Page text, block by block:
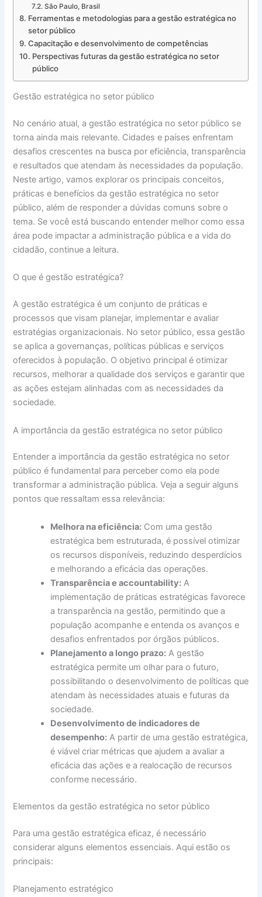
São Paulo, Brasil
Ferramentas e metodologias para a gestão estratégica no
setor público
Capacitação e desenvolvimento de competências
Perspectivas futuras da gestão estratégica no setor
público
Gestão estratégica no setor público
No cenário atual, a gestão estratégica no setor público se
torna ainda mais relevante. Cidades e países enfrentam
desafios crescentes na busca por eficiência, transparência
e resultados que atendam às necessidades da população.
Neste artigo, vamos explorar os principais conceitos,
práticas e benefícios da gestão estratégica no setor
público, além de responder a dúvidas comuns sobre o
tema. Se você está buscando entender melhor como essa
área pode impactar a administração pública e a vida do
cidadão, continue a leitura.
O que é gestão estratégica?
A gestão estratégica é um conjunto de práticas e
processos que visam planejar, implementar e avaliar
estratégias organizacionais. No setor público, essa gestão
se aplica a governanças, políticas públicas e serviços
oferecidos à população. O objetivo principal é otimizar
recursos, melhorar a qualidade dos serviços e garantir que
as ações estejam alinhadas com as necessidades da
sociedade.
A importância da gestão estratégica no setor público
Entender a importância da gestão estratégica no setor
público é fundamental para perceber como ela pode
transformar a administração pública. Veja a seguir alguns
pontos que ressaltam essa relevância:
Melhora na eficiência: Com uma gestão
estratégica bem estruturada, é possível otimizar
os recursos disponíveis, reduzindo desperdícios
e melhorando a eficácia das operações.
Transparência e accountability: A
implementação de práticas estratégicas favorece
a transparência na gestão, permitindo que a
população acompanhe e entenda os avanços e
desafios enfrentados por órgãos públicos.
Planejamento a longo prazo: A gestão
estratégica permite um olhar para o futuro,
possibilitando o desenvolvimento de políticas que
atendam às necessidades atuais e futuras da
sociedade.
Desenvolvimento de indicadores de
desempenho: A partir de uma gestão estratégica,
é viável criar métricas que ajudem a avaliar a
eficácia das ações e a realocação de recursos
conforme necessário.
Elementos da gestão estratégica no setor público
Para uma gestão estratégica eficaz, é necessário
considerar alguns elementos essenciais. Aqui estão os
principais:
Planejamento estratégico